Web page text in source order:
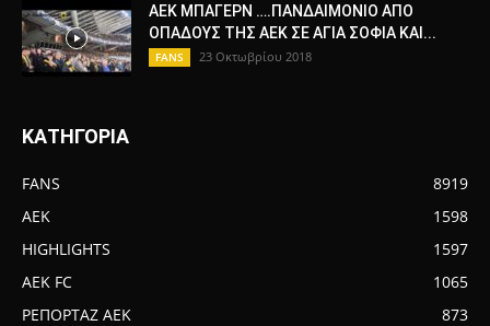
ΑΕΚ ΜΠΑΓΕΡΝ ….ΠΑΝΔΑΙΜΟΝΙΟ ΑΠΟ
ΟΠΑΔΟΥΣ ΤΗΣ ΑΕΚ ΣΕ ΑΓΙΑ ΣΟΦΙΑ ΚΑΙ...
FANS 23 Οκτωβρίου 2018
ΚΑΤΗΓΟΡΙΑ
FANS
8919
AEK
1598
HIGHLIGHTS
1597
AEK FC
1065
ΡΕΠΟΡΤΑΖ ΑΕΚ
873